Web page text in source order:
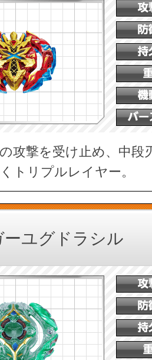
攻撃を受け止め、中段
トリプルレイヤー。
ーユグドラシル